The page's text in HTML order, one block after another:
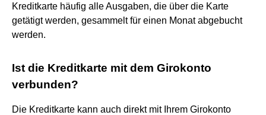
Kreditkarte häufig alle Ausgaben, die über die Karte
getätigt werden, gesammelt für einen Monat abgebucht
werden.
Ist die Kreditkarte mit dem Girokonto
verbunden?
Die Kreditkarte kann auch direkt mit Ihrem Girokonto